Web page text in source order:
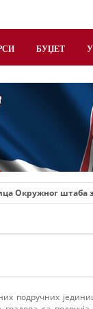
БУЏЕТ
штаба за
подручних